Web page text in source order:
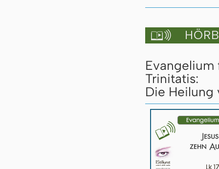

Evangelium
Trinitatis:
Die Heilung